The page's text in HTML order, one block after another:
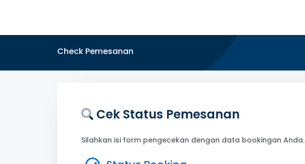
Check Pemesanan
Cek Status Pemesanan
Silahkan isi form pengecekan dengan data bookingan Anda.